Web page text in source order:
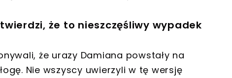
że to nieszczęśliwy wypadek
że urazy Damiana powstały na
Nie wszyscy uwierzyli w tę wersję